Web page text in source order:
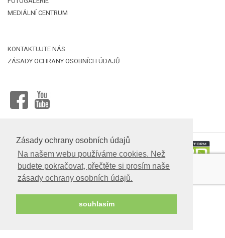
Zásady ochrany osobních údajů
Na našem webu používáme cookies. Než
budete pokračovat, přečtěte si prosím naše
zásady ochrany osobních údajů.
souhlasím
Nahrát
soubor
MEDIÁLNÍ CENTRUM
KONTAKTUJTE NÁS
ZÁSADY OCHRANY OSOBNÍCH ÚDAJŮ
FACEBOOKYOUTUBE
RYTERNA ®© 2025